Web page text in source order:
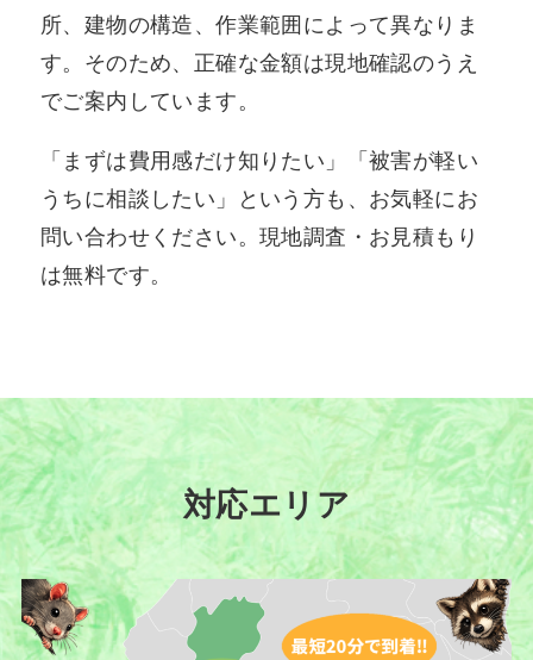
所、建物の構造、作業範囲によって異なりま
す。そのため、正確な金額は現地確認のうえ
でご案内しています。
「まずは費用感だけ知りたい」「被害が軽い
うちに相談したい」という方も、お気軽にお
問い合わせください。現地調査・お見積もり
は無料です。
対応エリア